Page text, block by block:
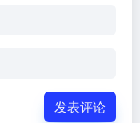
发表评论